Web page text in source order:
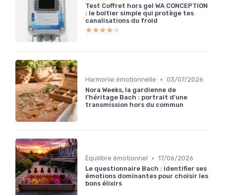
Test Coffret hors gel WA CONCEPTION
: le boîtier simple qui protège tes
canalisations du froid
★★★★★
★★★★★
Harmonie émotionnelle • 03/07/2026
Nora Weeks, la gardienne de
l'héritage Bach : portrait d'une
transmission hors du commun
Équilibre émotionnel • 17/06/2026
Le questionnaire Bach : identifier ses
émotions dominantes pour choisir les
bons élixirs